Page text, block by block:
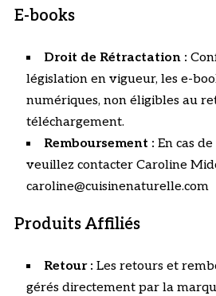
E-books
Droit de Rétractation :
législation en vigueur, les e-
numériques, non éligibles au
téléchargement.
Remboursement : En cas
veuillez contacter Caroline
caroline@cuisinenaturelle.com
Produits Affiliés
Retour : Les retours et
gérés directement par la